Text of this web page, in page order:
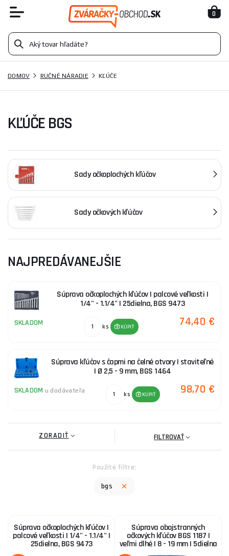
0
DOMOV RUČNÉ NÁRADIE KĽÚČE
KĽÚČE BGS
Sady očkoplochých kľúčov
Sady očkových kľúčov
NAJPREDÁVANEJŠIE
Súprava očkoplochých kľúčov | palcové veľkosti |
1/4" - 1.1/4" | 25dielna, BGS 9473
SKLADOM ks KÚPIŤ 74,40 €
Súprava kľúčov s čapmi na čelné otvory | staviteľné
| Ø 2,5 - 9 mm, BGS 1464
SKLADOM u dodávateľa ks KÚPIŤ 98,70 €
ZORADIŤ FILTROVAŤ
Použité filtre:
bgs
Súprava očkoplochých kľúčov |
palcové veľkosti | 1/4" - 1.1/4" |
25dielna, BGS 9473
Súprava obojstranných
očkových kľúčov BGS 1187 |
veľmi dlhé | 8 - 19 mm | 5dielna